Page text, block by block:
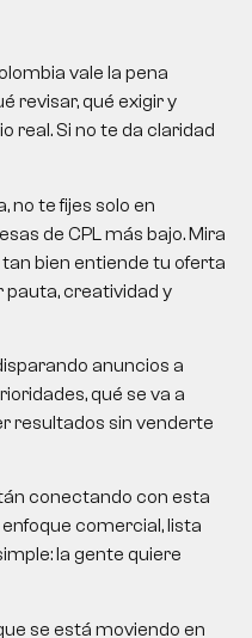
vale la pena
revisar, qué exigir y
real. Si no te da claridad
no te fijes solo en
de CPL más bajo. Mira
bien entiende tu oferta
creatividad y
anuncios a
qué se va a
resultados sin venderte
conectando con esta
comercial, lista
la gente quiere
se está moviendo en